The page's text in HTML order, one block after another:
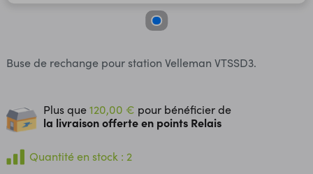
Buse de rechange pour station Velleman VTSSD3.
Plus que120,00 € pour bénéficier de
la livraison offerte en points Relais
Quantité en stock : 2